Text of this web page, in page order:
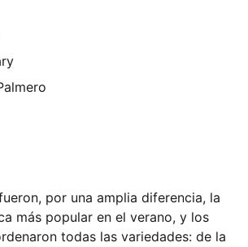
por una amplia diferencia, la
más popular en el verano, y los
todas las variedades: de la